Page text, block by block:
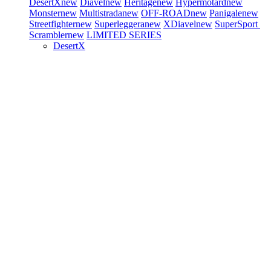
DesertXnew Diavelnew Heritagenew Hypermotardnew
Monsternew Multistradanew OFF-ROADnew Panigalenew
Streetfighternew Superleggeranew XDiavelnew SuperSport
Scramblernew LIMITED SERIES
DesertX